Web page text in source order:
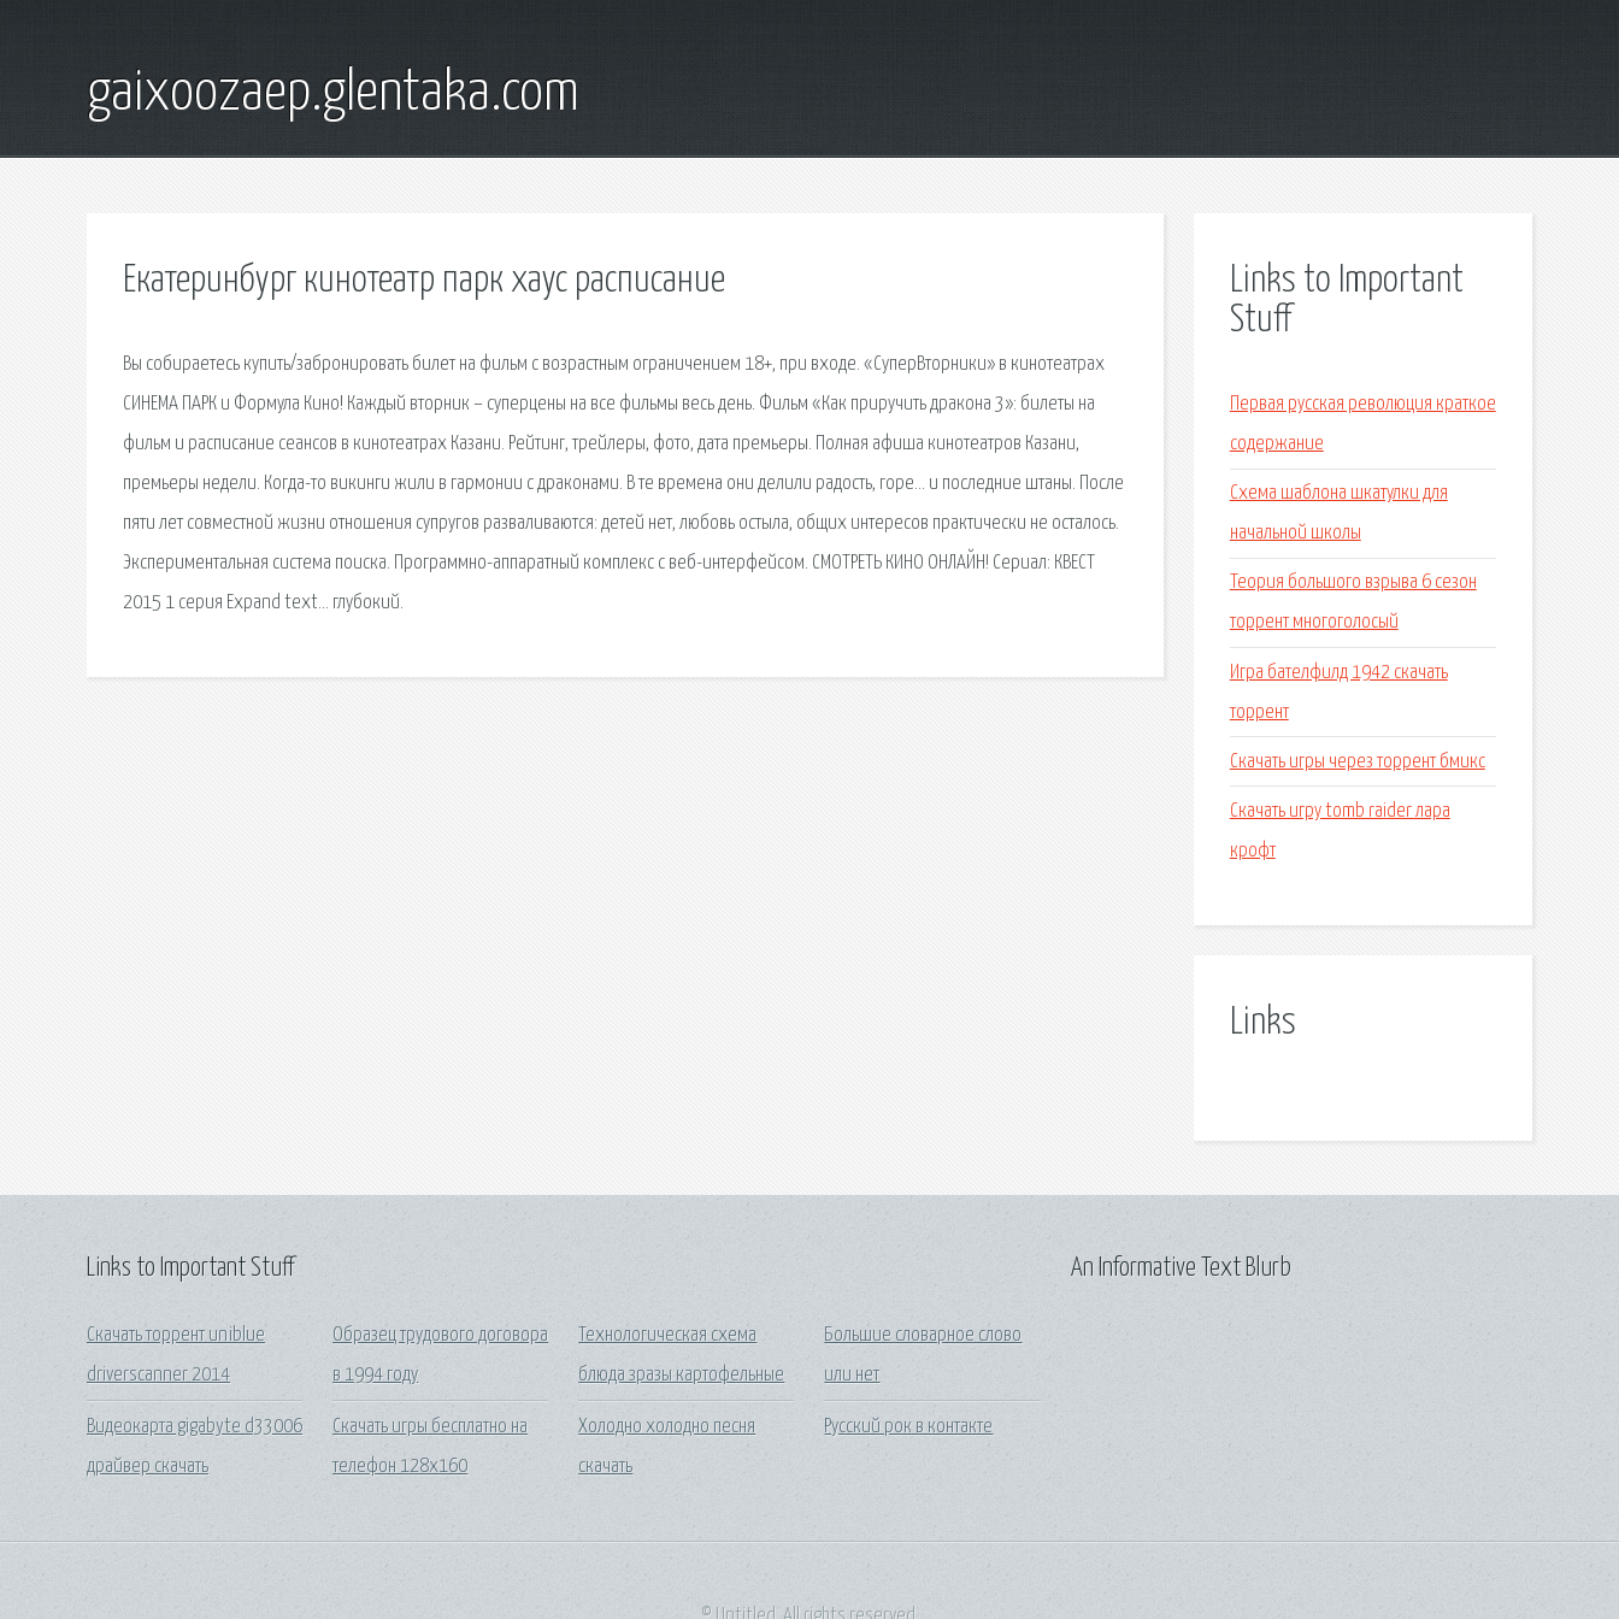
gaixoozaep.glentaka.com
Екатеринбург кинотеатр парк хаус расписание
Вы собираетесь купить/забронировать билет на фильм с возрастным ограничением 18+, при входе. «СуперВторники» в кинотеатрах
СИНЕМА ПАРК и Формула Кино! Каждый вторник – суперцены на все фильмы весь день. Фильм «Как приручить дракона 3»: билеты на
фильм и расписание сеансов в кинотеатрах Казани. Рейтинг, трейлеры, фото, дата премьеры. Полная афиша кинотеатров Казани,
премьеры недели. Когда-то викинги жили в гармонии с драконами. В те времена они делили радость, горе… и последние штаны. После
пяти лет совместной жизни отношения супругов разваливаются: детей нет, любовь остыла, общих интересов практически не осталось.
Экспериментальная система поиска. Программно-аппаратный комплекс с веб-интерфейсом. СМОТРЕТЬ КИНО ОНЛАЙН! Сериал: КВЕСТ
2015 1 серия Expand text… глубокий.
Links to Important
Stuff
Первая русская революция краткое
содержание
Схема шаблона шкатулки для
начальной школы
Теория большого взрыва 6 сезон
торрент многоголосый
Игра бателфилд 1942 скачать
торрент
Скачать игры через торрент бмикс
Скачать игру tomb raider лара
крофт
Links
Links to Important Stuff
Скачать торрент uniblue
driverscanner 2014
Видеокарта gigabyte d33006
драйвер скачать
Образец трудового договора
в 1994 году
Скачать игры бесплатно на
телефон 128х160
Технологическая схема
блюда зразы картофельные
Холодно холодно песня
скачать
Большие словарное слово
или нет
Русский рок в контакте
An Informative Text Blurb